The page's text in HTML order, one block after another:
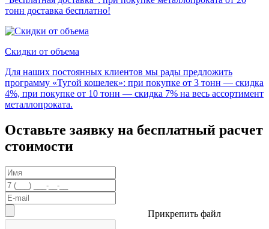
тонн доставка бесплатно!
Скидки от объема
Для наших постоянных клиентов мы рады предложить
программу «Тугой кошелек»: при покупке от 3 тонн — скидка
4%, при покупке от 10 тонн — скидка 7% на весь ассортимент
металлопроката.
Оставьте заявку на бесплатный расчет
стоимости
Прикрепить файл